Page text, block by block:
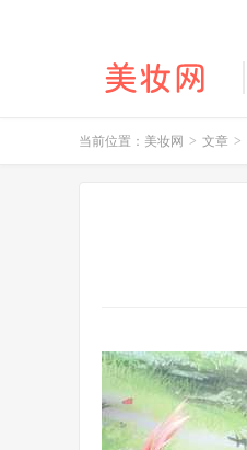
当前位置： 美妆网 > 文章 >